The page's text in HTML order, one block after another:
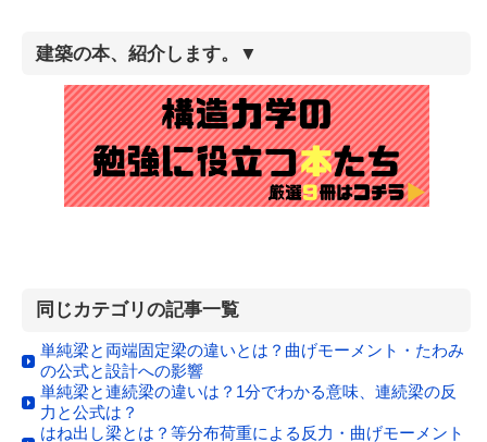
建築の本、紹介します。▼
同じカテゴリの記事一覧
単純梁と両端固定梁の違いとは？曲げモーメント・たわみ
の公式と設計への影響
単純梁と連続梁の違いは？1分でわかる意味、連続梁の反
力と公式は？
はね出し梁とは？等分布荷重による反力・曲げモーメント